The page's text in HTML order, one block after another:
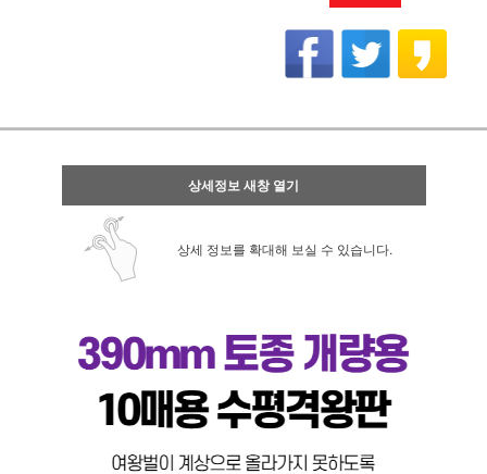
상세정보 새창 열기
상세 정보를 확대해 보실 수 있습니다.